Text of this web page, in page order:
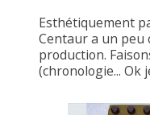
Esthétiquement
Centaur a un peu
production.
(chronologie... Ok